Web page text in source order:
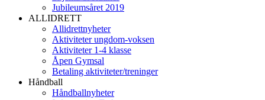
Jubileumsåret 2019
ALLIDRETT
Allidrettnyheter
Aktiviteter ungdom-voksen
Aktiviteter 1-4 klasse
Åpen Gymsal
Betaling aktiviteter/treninger
Håndball
Håndballnyheter